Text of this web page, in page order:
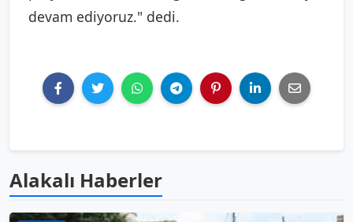
devam ediyoruz." dedi.
Alakalı Haberler